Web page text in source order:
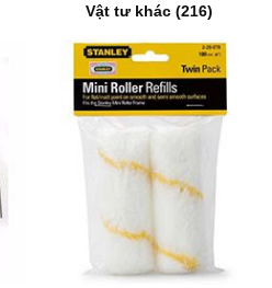
Vật tư khác (216)